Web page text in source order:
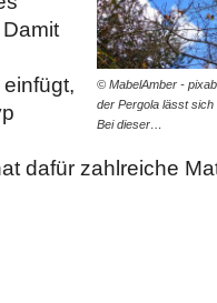
© MabelAmber -
der Pergola lässt sich
Bei dieser…
dafür zahlreiche